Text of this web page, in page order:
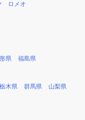
ロメオ
県 福島県
栃木県 群馬県 山梨県